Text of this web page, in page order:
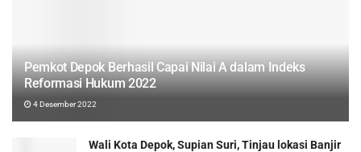
Pemkot Depok Berhasil Capai Nilai A dalam Indeks
Reformasi Hukum 2022
4 Desember 2022
Wali Kota Depok, Supian Suri, Tinjau lokasi Banjir